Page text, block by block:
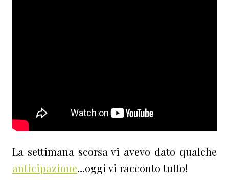
La settimana scorsa vi avevo dato qualche
anticipazione…oggi vi racconto tutto!